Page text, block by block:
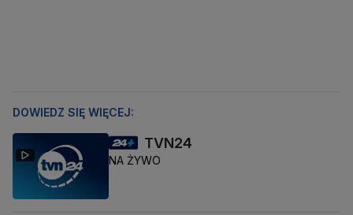
DOWIEDZ SIĘ WIĘCEJ:
TVN24
NA ŻYWO